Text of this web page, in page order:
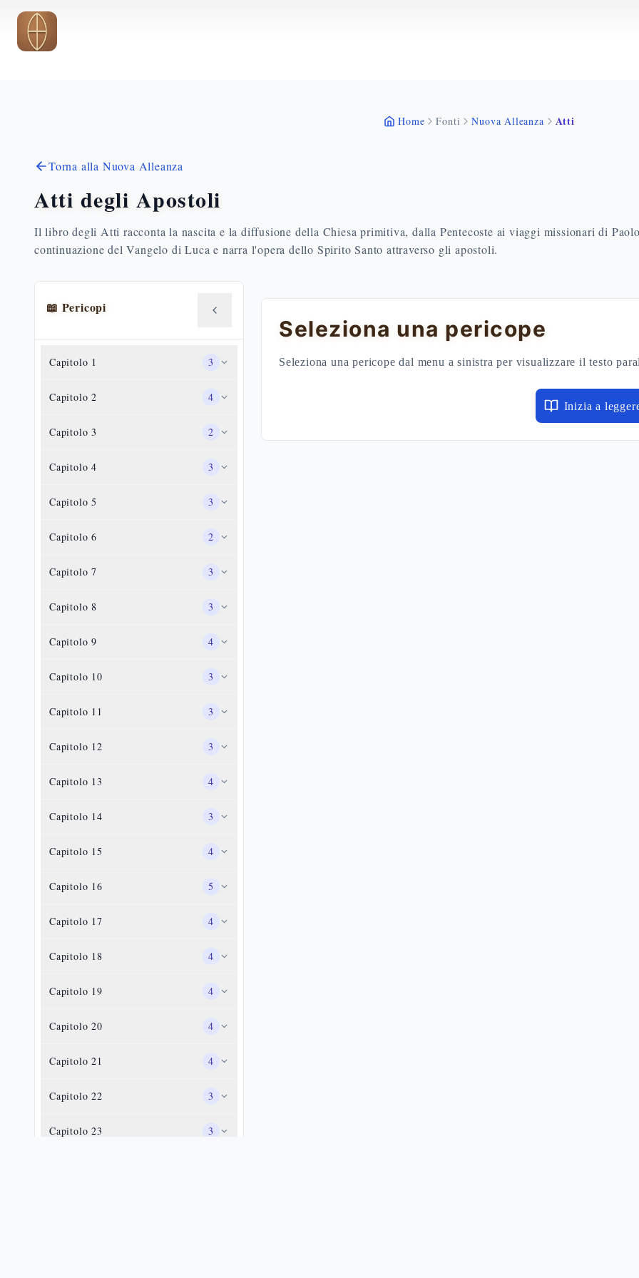
Vai al contenuto principale
Home Fonti Nuova Alleanza Atti
Torna alla Nuova Alleanza
Atti degli Apostoli
Il libro degli Atti racconta la nascita e la diffusione della Chiesa primitiva, dalla Pentecoste ai viaggi missionari di
continuazione del Vangelo di Luca e narra l'opera dello Spirito Santo attraverso gli apostoli.
📖 Pericopi
Capitolo 1 3
Capitolo2 4
Capitolo3 2
Capitolo4 3
Capitolo5 3
Capitolo6 2
Capitolo7 3
Capitolo8 3
Capitolo9 4
Capitolo 10 3
Capitolo 11 3
Capitolo 12 3
Capitolo 13 4
Capitolo 14 3
Capitolo 15 4
Capitolo 16 5
Capitolo 17 4
Capitolo 18 4
Capitolo 19 4
Capitolo20 4
Capitolo21 4
Capitolo22 3
Capitolo23 3
Seleziona una pericope
Seleziona una pericope dal menu a sinistra per visualizzare il testo
Inizia a